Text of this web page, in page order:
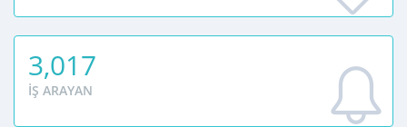
3,017
İŞ ARAYAN